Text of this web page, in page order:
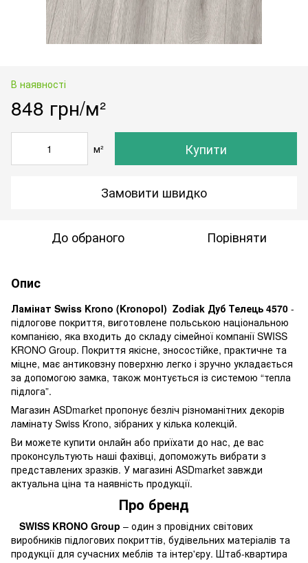
В наявності
848 грн/м²
м² Купити
Замовити швидко
До обраного Порівняти
Опис
Ламінат Swiss Krono (Kronopol) Zodiak Дуб Телець 4570 -
підлогове покриття, виготовлене польською національною
компанією, яка входить до складу сімейної компанії SWISS
KRONO Group. Покриття якісне, зносостійке, практичне та
міцне, має антиковзну поверхню легко і зручно укладається
за допомогою замка, також монтується із системою “тепла
підлога”.
Магазин ASDmarket пропонує безліч різноманітних декорів
ламінату Swiss Krono, зібраних у кілька колекцій.
Ви можете купити онлайн або приїхати до нас, де вас
проконсультують наші фахівці, допоможуть вибрати з
представлених зразків. У магазині ASDmarket завжди
актуальна ціна та наявність продукції.
Про бренд
SWISS KRONO Group – один з провідних світових
виробників підлогових покриттів, будівельних матеріалів та
продукції для сучасних меблів та інтер'єру. Штаб-квартира